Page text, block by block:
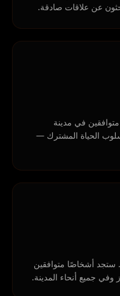
عن علاقات صادقة.
في مدينة
الحياة المشترك —
ستجد أشخاصًا متوافقين
وفي جميع أنحاء المدينة.